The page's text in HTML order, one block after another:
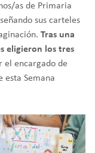
as de Primaria
sus carteles
Tras una
eligieron los tres
el encargado de
esta Semana